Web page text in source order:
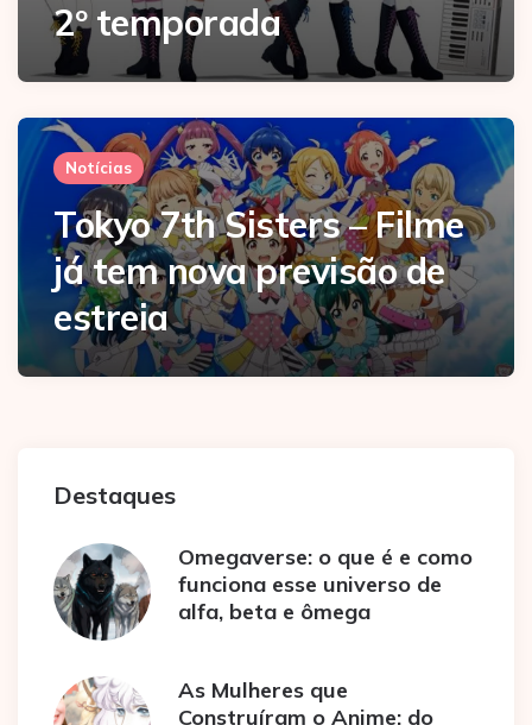
2º temporada
Notícias
Tokyo 7th Sisters – Filme
já tem nova previsão de
estreia
Destaques
Omegaverse: o que é e como
funciona esse universo de
alfa, beta e ômega
As Mulheres que
Construíram o Anime: do